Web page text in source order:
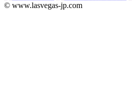
© www.lasvegas-jp.com